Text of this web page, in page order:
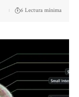
6 Lectura mínima